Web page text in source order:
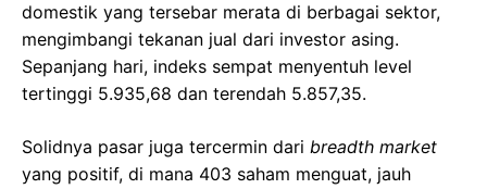
domestik yang tersebar merata di berbagai sektor,
mengimbangi tekanan jual dari investor asing.
Sepanjang hari, indeks sempat menyentuh level
tertinggi 5.935,68 dan terendah 5.857,35.
Solidnya pasar juga tercermin dari breadth market
yang positif, di mana 403 saham menguat, jauh